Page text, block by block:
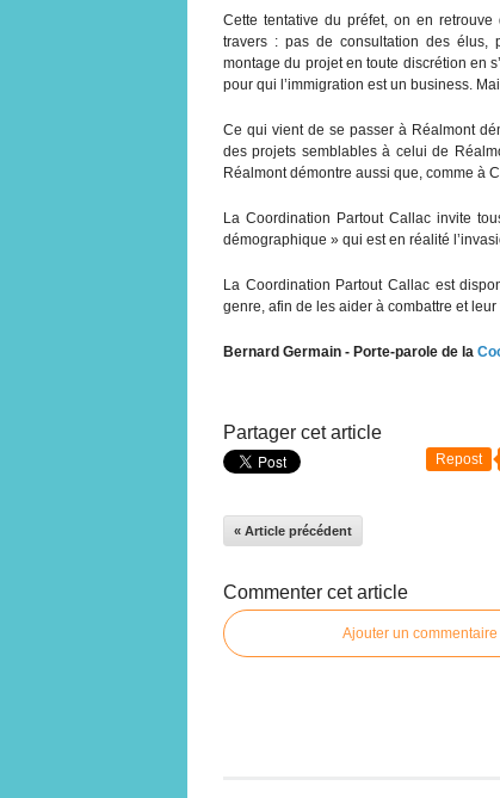
Cette tentative du préfet, on en
travers : pas de consultation des élus,
montage du projet en toute discrétion en
pour qui l’immigration est un business.
Ce qui vient de se passer à Réalmont
des projets semblables à celui de
Réalmont démontre aussi que, comme à
La Coordination Partout Callac invite
démographique » qui est en réalité
La Coordination Partout Callac est
genre, afin de les aider à combattre et
Bernard Germain - Porte-parole de la
Partager cet article
Repost
« Article précédent
Commenter cet article
Ajouter un commentaire